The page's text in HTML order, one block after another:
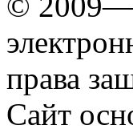
права
Сайт